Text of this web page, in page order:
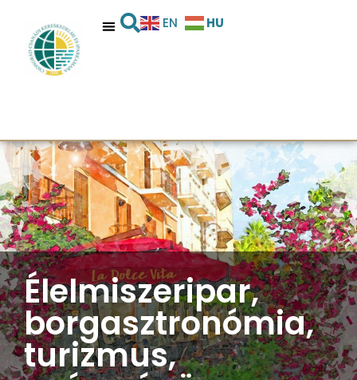
EN HU
Élelmiszeripar,
borgasztronómia,
turizmus,